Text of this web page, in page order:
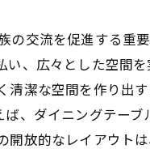
交流を促進する重
、広々とした空間
潔な空間を作り出
、ダイニングテー
放的なレイアウト